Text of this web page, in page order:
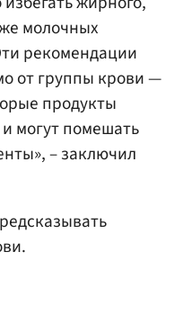
молочных
рекомендации
от группы крови —
продукты
могут помешать
– заключил